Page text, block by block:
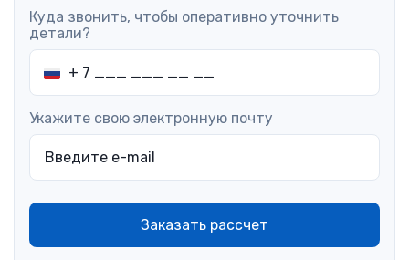
Куда звонить, чтобы оперативно уточнить
детали?
Укажите свою электронную почту
Заказать рассчет